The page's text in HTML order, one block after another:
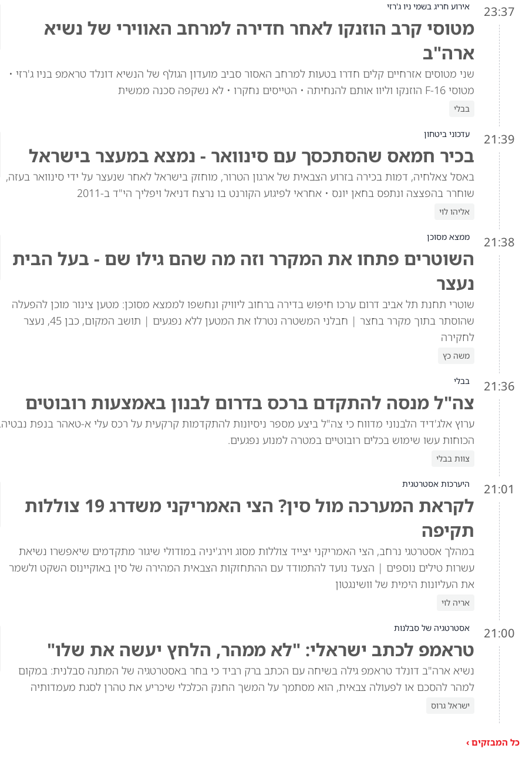
23:37 אירוע חריג בשמי ניו ג'רזי
מטוסי קרב הוזנקו לאחר חדירה למרחב האווירי של נשיא
ארה"ב
שני מטוסים אזרחיים קלים חדרו בטעות למרחב האסור סביב מועדון הגולף של הנשיא דונלד טראמפ בניו ג'רזי •
מטוסי F-16 הוזנקו וליוו אותם להנחיתה • הטייסים נחקרו • לא נשקפה סכנה ממשית
בבלי
21:39 עדכוני ביטחון
בכיר חמאס שהסתכסך עם סינוואר - נמצא במעצר בישראל
באסל צאלחיה, דמות בכירה בזרוע הצבאית של ארגון הטרור, מוחזק בישראל לאחר שנעצר על ידי סינוואר בעזה,
שוחרר בהפצצה ונתפס בחאן יונס • אחראי לפיגוע הקורנט בו נרצח דניאל ויפליך הי"ד ב-2011
אליהו לוי
21:38 ממצא מסוכן
השוטרים פתחו את המקרר וזה מה שהם גילו שם - בעל הבית
נעצר
שוטרי תחנת תל אביב דרום ערכו חיפוש בדירה ברחוב ליוויק ונחשפו לממצא מסוכן: מטען צינור מוכן להפעלה
שהוסתר בתוך מקרר בחצר | חבלני המשטרה נטרלו את המטען ללא נפגעים | תושב המקום, כבן 45, נעצר
לחקירה
משה כץ
21:36 בבלי
צה"ל מנסה להתקדם ברכס בדרום לבנון באמצעות רובוטים
ערוץ אלג'דיד הלבנוני מדווח כי צה"ל ביצע מספר ניסיונות להתקדמות קרקעית על רכס עלי א-טאהר בנפת נבטיה.
הכוחות עשו שימוש בכלים רובוטיים במטרה למנוע נפגעים.
צוות בבלי
21:01 היערכות אסטרטגית
לקראת המערכה מול סין? הצי האמריקני משדרג 19 צוללות
תקיפה
במהלך אסטרטגי נרחב, הצי האמריקני יצייד צוללות מסוג וירג'יניה במודולי שיגור מתקדמים שיאפשרו נשיאת
עשרות טילים נוספים | הצעד נועד להתמודד עם ההתחזקות הצבאית המהירה של סין באוקיינוס השקט ולשמר
את העליונות הימית של וושינגטון
אריה לוי
21:00 אסטרטגיה של סבלנות
טראמפ לכתב ישראלי: "לא ממהר, הלחץ יעשה את שלו"
נשיא ארה"ב דונלד טראמפ גילה בשיחה עם הכתב ברק רביד כי בחר באסטרטגיה של המתנה סבלנית: במקום
למהר להסכם או לפעולה צבאית, הוא מסתמך על המשך החנק הכלכלי שיכריע את טהרן לסגת מעמדותיה
ישראל גרוס
כל המבזקים ›